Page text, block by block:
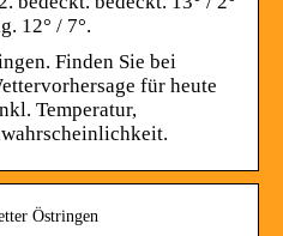
12° / 7°.
Finden Sie bei
für heute
Temperatur,
Östringen